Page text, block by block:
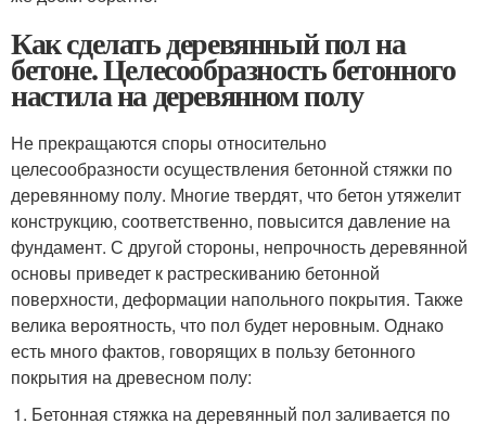
Как сделать деревянный пол на
бетоне. Целесообразность бетонного
настила на деревянном полу
Не прекращаются споры относительно
целесообразности осуществления бетонной стяжки по
деревянному полу. Многие твердят, что бетон утяжелит
конструкцию, соответственно, повысится давление на
фундамент. С другой стороны, непрочность деревянной
основы приведет к растрескиванию бетонной
поверхности, деформации напольного покрытия. Также
велика вероятность, что пол будет неровным. Однако
есть много фактов, говорящих в пользу бетонного
покрытия на древесном полу:
Бетонная стяжка на деревянный пол заливается по